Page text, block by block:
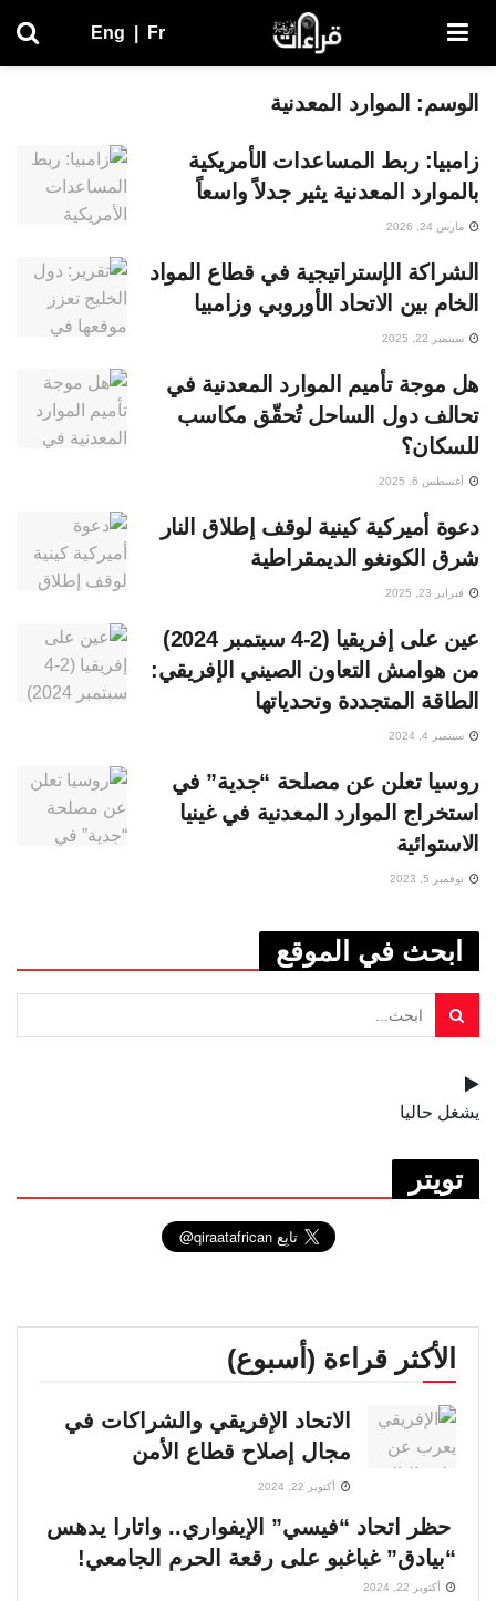
Eng Fr
الوسم: الموارد المعدنية
زامبيا: ربط المساعدات الأمريكية
بالموارد المعدنية يثير جدلاً واسعاً
مارس 24, 2026
الشراكة الإستراتيجية في قطاع المواد
الخام بين الاتحاد الأوروبي وزامبيا
سبتمبر 22, 2025
هل موجة تأميم الموارد المعدنية في
تحالف دول الساحل تُحقّق مكاسب
للسكان؟
أغسطس 6, 2025
دعوة أميركية كينية لوقف إطلاق النار
شرق الكونغو الديمقراطية
فبراير 23, 2025
عين على إفريقيا (2-4 سبتمبر 2024)
من هوامش التعاون الصيني الإفريقي:
الطاقة المتجددة وتحدياتها
سبتمبر 4, 2024
روسيا تعلن عن مصلحة “جدية” في
استخراج الموارد المعدنية في غينيا
الاستوائية
نوفمبر 5, 2023
ابحث في الموقع
يشغل حاليا
تويتر
الأكثر قراءة (أسبوع)
الاتحاد الإفريقي والشراكات في
مجال إصلاح قطاع الأمن
أكتوبر 22, 2024
حظر اتحاد “فيسي” الإيفواري.. واتارا يدهس
“بيادق” غباغبو على رقعة الحرم الجامعي!
أكتوبر 22, 2024